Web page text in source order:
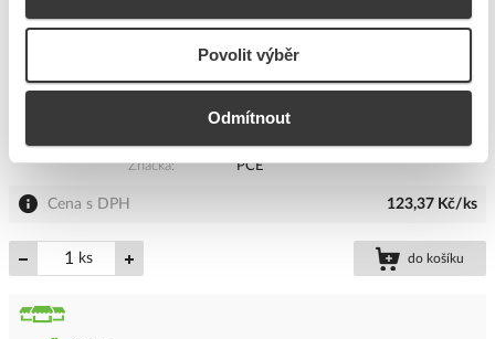
Povolit výběr
Odmítnout
PCE Vidlice 16A/400V 4-pólová IP44
9003399134555
Kód výrobce
PC-014-6
Značka
PCE
Cena s DPH 123,37 Kč/ks
ks do košíku